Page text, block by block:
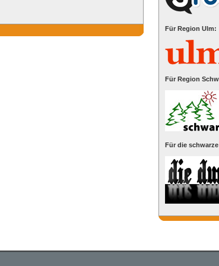
Für Region Ulm:
Für Region
Für die schwarze